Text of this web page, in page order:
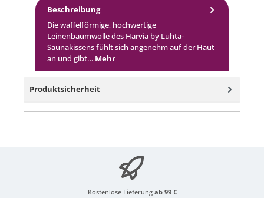
Beschreibung
Die waffelförmige, hochwertige
Leinenbaumwolle des Harvia by Luhta-
Saunakissens fühlt sich angenehm auf der Haut
an und gibt… Mehr
Produktsicherheit
Kostenlose Lieferung ab 99 €